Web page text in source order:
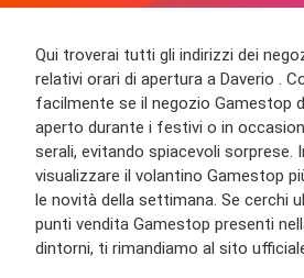
Qui troverai tutti gli indirizzi dei
relativi orari di apertura a Daverio .
facilmente se il negozio Gamestop
aperto durante i festivi o in
serali, evitando spiacevoli sorprese.
visualizzare il volantino Gamestop
le novità della settimana. Se cerchi
punti vendita Gamestop presenti
dintorni, ti rimandiamo al sito